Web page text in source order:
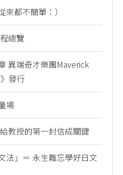
都不簡單：）
總覽
異端奇才樂團Maverick
發行
量場
教授的第一封信成關鍵
法」＝ 永生難忘學好日文